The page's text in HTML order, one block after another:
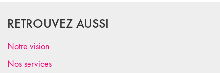
RETROUVEZ AUSSI
Notre vision
Nos services